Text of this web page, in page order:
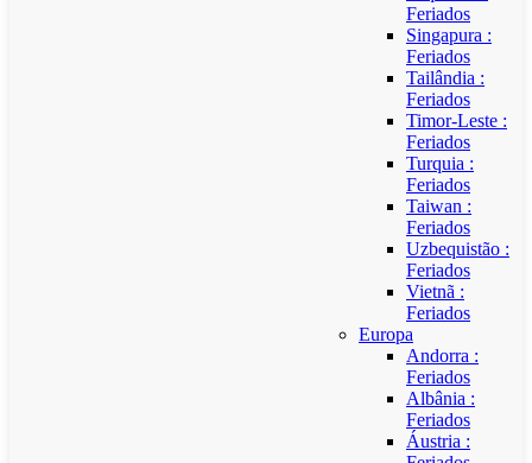
Feriados
Singapura :
Feriados
Tailândia :
Feriados
Timor-Leste :
Feriados
Turquia :
Feriados
Taiwan :
Feriados
Uzbequistão :
Feriados
Vietnã :
Feriados
Europa
Andorra :
Feriados
Albânia :
Feriados
Áustria :